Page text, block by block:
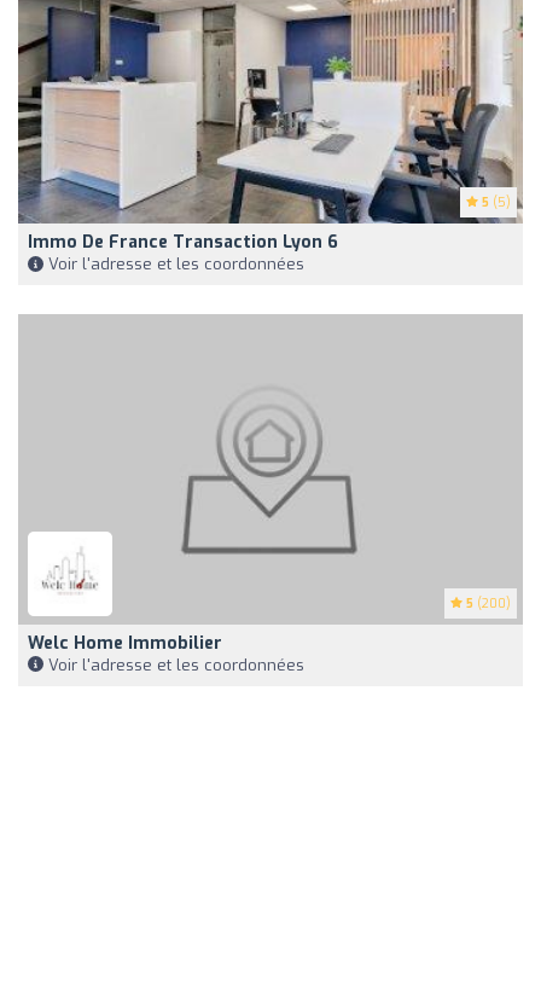
5 (5)
Immo De France Transaction Lyon 6
Voir l'adresse et les coordonnées
5 (200)
Welc Home Immobilier
Voir l'adresse et les coordonnées